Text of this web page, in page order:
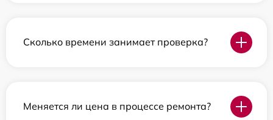
Сколько времени занимает проверка?
Меняется ли цена в процессе ремонта?